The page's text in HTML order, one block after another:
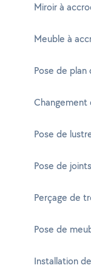
Miroir à
Meuble à
Pose de plan
Changement
Pose de
Pose de
Perçage de
Pose de
Installation